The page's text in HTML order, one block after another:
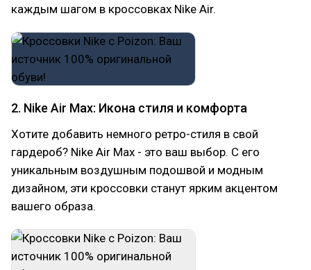
каждым шагом в кроссовках Nike Air.
2. Nike Air Max: Икона стиля и комфорта
Хотите добавить немного ретро-стиля в свой
гардероб? Nike Air Max - это ваш выбор. С его
уникальным воздушным подошвой и модным
дизайном, эти кроссовки станут ярким акцентом
вашего образа.